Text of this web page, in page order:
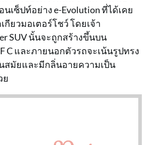
เซ็ปท์อย่าง e-Evolution ที่ได้เคย
กียวมอเตอร์โชว์ โดยเจ้า
SUV นั้นจะถูกสร้างขึ้นบน
C และภายนอกตัวรถจะเน้นรูปทรง
สมัยและมีกลิ่นอายความเป็น
ย